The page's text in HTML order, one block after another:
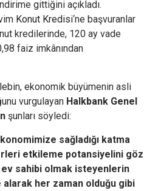
gittiğini açıkladı.
Konut Kredisi‘ne başvuranlar
kredilerinde, 120 ay vade
faiz imkânından
ekonomik büyümenin asli
vurgulayan Halkbank Genel
şunları söyledi:
sağladığı katma
etkileme potansiyelini göz
sahibi olmak isteyenlerin
her zaman olduğu gibi